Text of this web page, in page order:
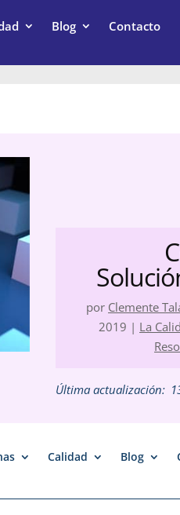
Blog Contacto
por Clemente
2019 | La
Última actualización:
Calidad Blog